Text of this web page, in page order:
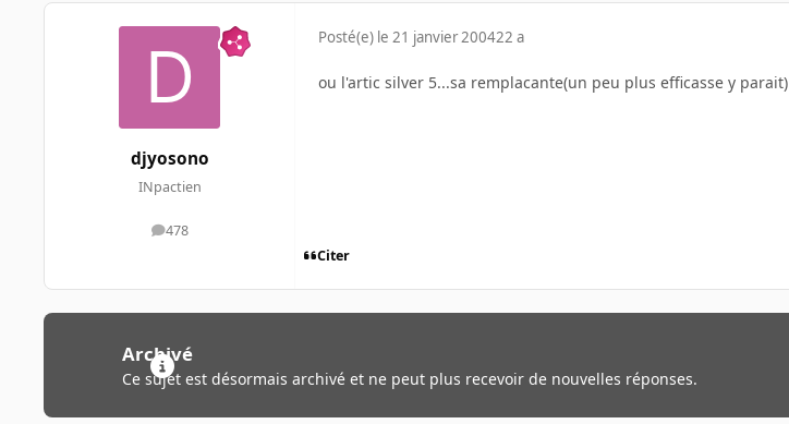
djyosono
INpactien
478
messages
Posté(e) le 21 janvier 200422 a
ou l'artic silver 5...sa remplacante(un peu plus efficasse y parait)
Citer
Archivé
Ce sujet est désormais archivé et ne peut plus recevoir de nouvelles réponses.